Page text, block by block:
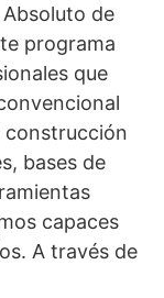
de
programa
que
construcción
bases de
capaces
A través de